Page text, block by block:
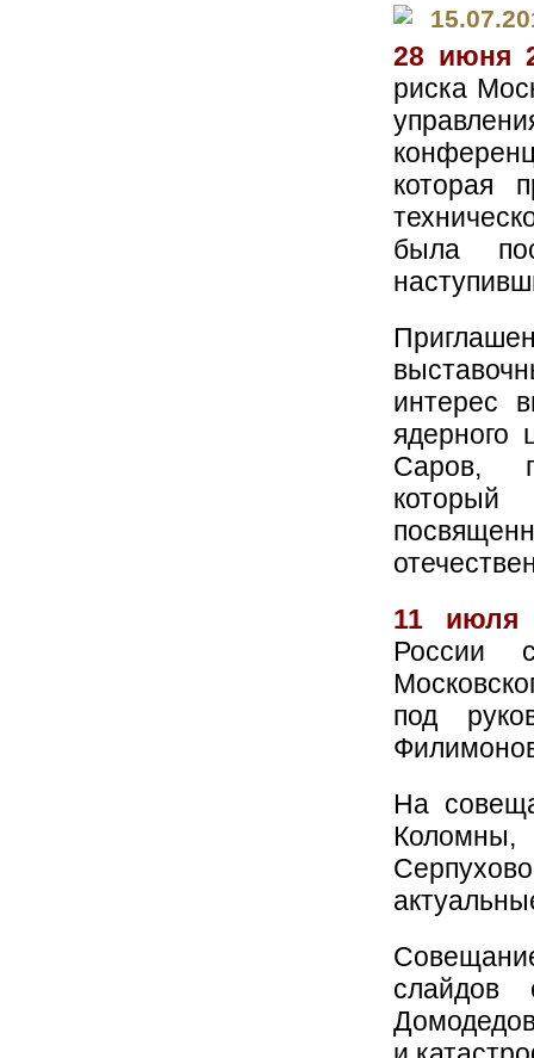
28 июня
риска
которая
была
интерес
ядерного
Саров,
который
11 июля
России
под
На
слайдов